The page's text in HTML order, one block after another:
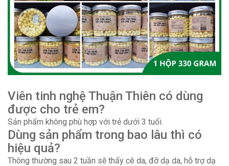
Viên tinh nghệ Thuận Thiên có dùng
được cho trẻ em?
Sản phẩm không phù hợp với trẻ dưới 3 tuổi.
Dùng sản phẩm trong bao lâu thì có
hiệu quả?
Thông thường sau 2 tuần sẽ thấy cê da, đỡ dạ da, hỗ trợ dạ